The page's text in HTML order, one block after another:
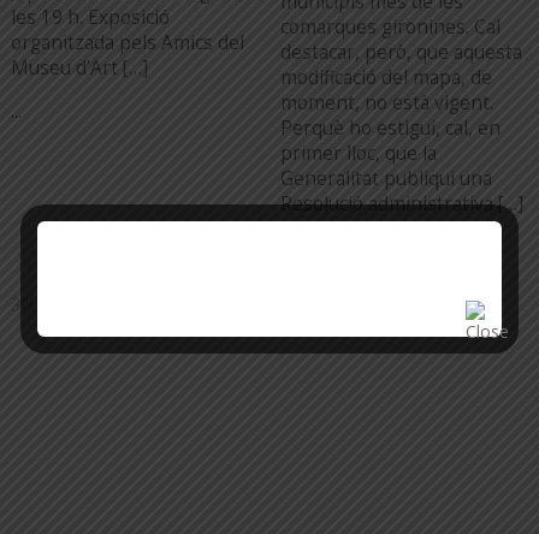
les 19 h. Exposició
organitzada pels Amics del
Museu d’Art […]
...
comarques gironines. Cal
destacar, però, que aquesta
modificació del mapa, de
moment, no està vigent.
Perquè ho estigui, cal, en
primer lloc, que la
Generalitat publiqui una
Resolució administrativa […]
30/07/26